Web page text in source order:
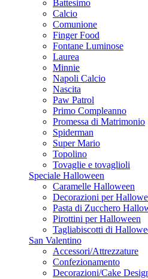
Battesimo
Calcio
Comunione
Finger Food
Fontane Luminose
Laurea
Minnie
Napoli Calcio
Nascita
Paw Patrol
Primo Compleanno
Promessa di Matrimonio
Spiderman
Super Mario
Topolino
Tovaglie e tovaglioli
Speciale Halloween
Caramelle Halloween
Decorazioni per
Pasta di Zucchero
Pirottini per Halloween
Tagliabiscotti di
San Valentino
Accessori/Attrezzature
Confezionamento
Decorazioni/Cake